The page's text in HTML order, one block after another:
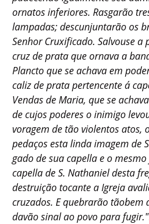
ornatos inferiores. Rasgarão
lampadas; descunjuntarão os
Senhor Cruxificado. Salvouse a
cruz de prata que ornava a
Plancto que se achava em
caliz de prata pertencente á
Vendas de Maria, que se
de cujos poderes o inimigo
voragem de tão violentos atos,
pedaços esta linda imagem de
gado de sua capella e o
capella de S. Nathaniel desta
destruição tocante a Igreja
cruzados. E quebrarão tãobem
davão sinal ao povo para fugir."